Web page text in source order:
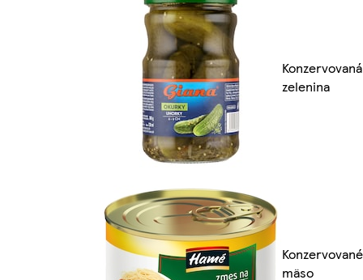
Konzervovaná
zelenina
Konzervované
mäso